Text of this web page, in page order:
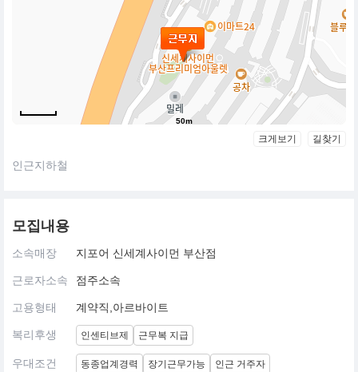
50m
크게보기 길찾기
인근지하철
모집내용
소속매장 지포어 신세계사이먼 부산점
근로자소속 점주소속
고용형태 계약직,아르바이트
복리후생 인센티브제 근무복 지급
우대조건 동종업계경력 장기근무가능 인근 거주자